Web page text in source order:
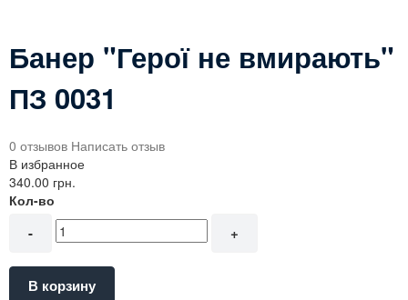
Банер "Герої не вмирають"
ПЗ 0031
0 отзывов Написать отзыв
В избранное
340.00 грн.
Кол-во
- +
В корзину